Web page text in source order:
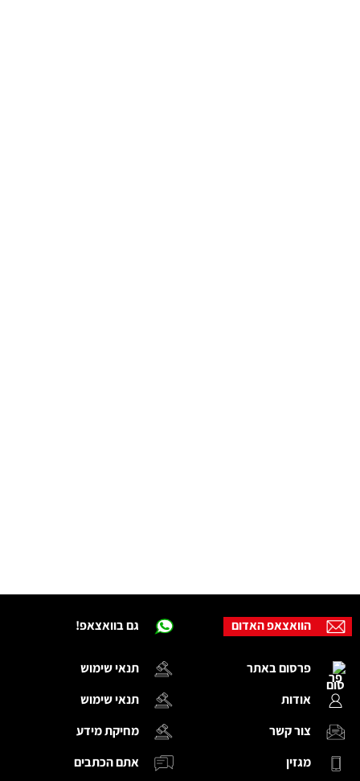
גם בוואצאפ!
תנאי שימוש
תנאי שימוש
מחיקת מידע
אתם הכתבים
הוואצאפ האדום
פרסום באתר
אודות
צור קשר
מגזין